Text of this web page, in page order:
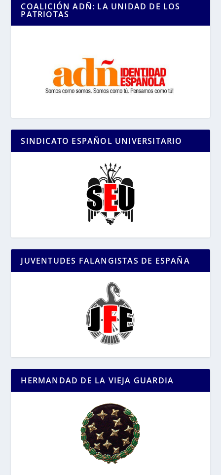
COALICIÓN ADÑ: LA UNIDAD DE LOS
PATRIOTAS
SINDICATO ESPAÑOL UNIVERSITARIO
JUVENTUDES FALANGISTAS DE ESPAÑA
HERMANDAD DE LA VIEJA GUARDIA